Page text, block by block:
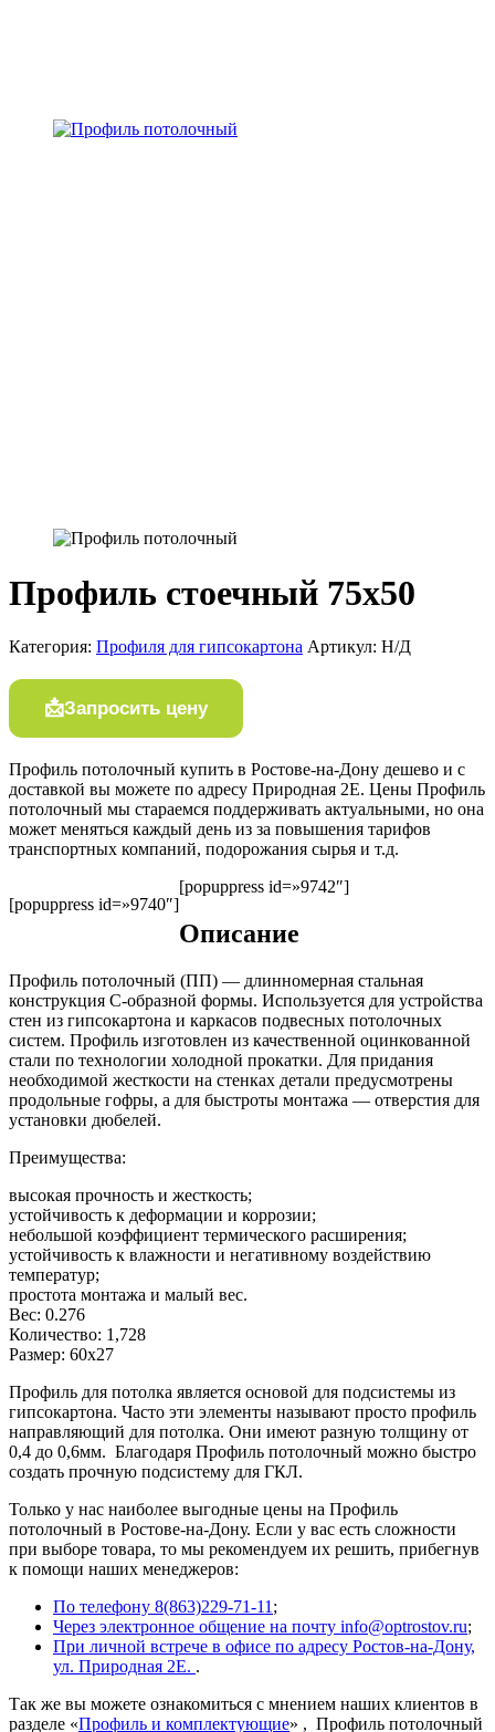
Профиль стоечный 75х50
Категория: Профиля для гипсокартона Артикул: Н/Д
Запросить цену
Профиль потолочный купить в Ростове-на-Дону дешево и с
доставкой вы можете по адресу Природная 2Е. Цены Профиль
потолочный мы стараемся поддерживать актуальными, но она
может меняться каждый день из за повышения тарифов
транспортных компаний, подорожания сырья и т.д.
[popuppress id=»9740″]
[popuppress id=»9742″]
Описание
Профиль потолочный (ПП) — длинномерная стальная
конструкция С-образной формы. Используется для устройства
стен из гипсокартона и каркасов подвесных потолочных
систем. Профиль изготовлен из качественной оцинкованной
стали по технологии холодной прокатки. Для придания
необходимой жесткости на стенках детали предусмотрены
продольные гофры, а для быстроты монтажа — отверстия для
установки дюбелей.
Преимущества:
высокая прочность и жесткость;
устойчивость к деформации и коррозии;
небольшой коэффициент термического расширения;
устойчивость к влажности и негативному воздействию
температур;
простота монтажа и малый вес.
Вес: 0.276
Количество: 1,728
Размер: 60х27
Профиль для потолка является основой для подсистемы из
гипсокартона. Часто эти элементы называют просто профиль
направляющий для потолка. Они имеют разную толщину от
0,4 до 0,6мм. Благодаря Профиль потолочный можно быстро
создать прочную подсистему для ГКЛ.
Только у нас наиболее выгодные цены на Профиль
потолочный в Ростове-на-Дону. Если у вас есть сложности
при выборе товара, то мы рекомендуем их решить, прибегнув
к помощи наших менеджеров:
По телефону 8(863)229-71-11 ;
Через электронное общение на почту info@optrostov.ru;
При личной встрече в офисе по адресу Ростов-на-Дону,
ул. Природная 2Е. .
Так же вы можете ознакомиться с мнением наших клиентов в
разделе «Профиль и комплектующие» , Профиль потолочный